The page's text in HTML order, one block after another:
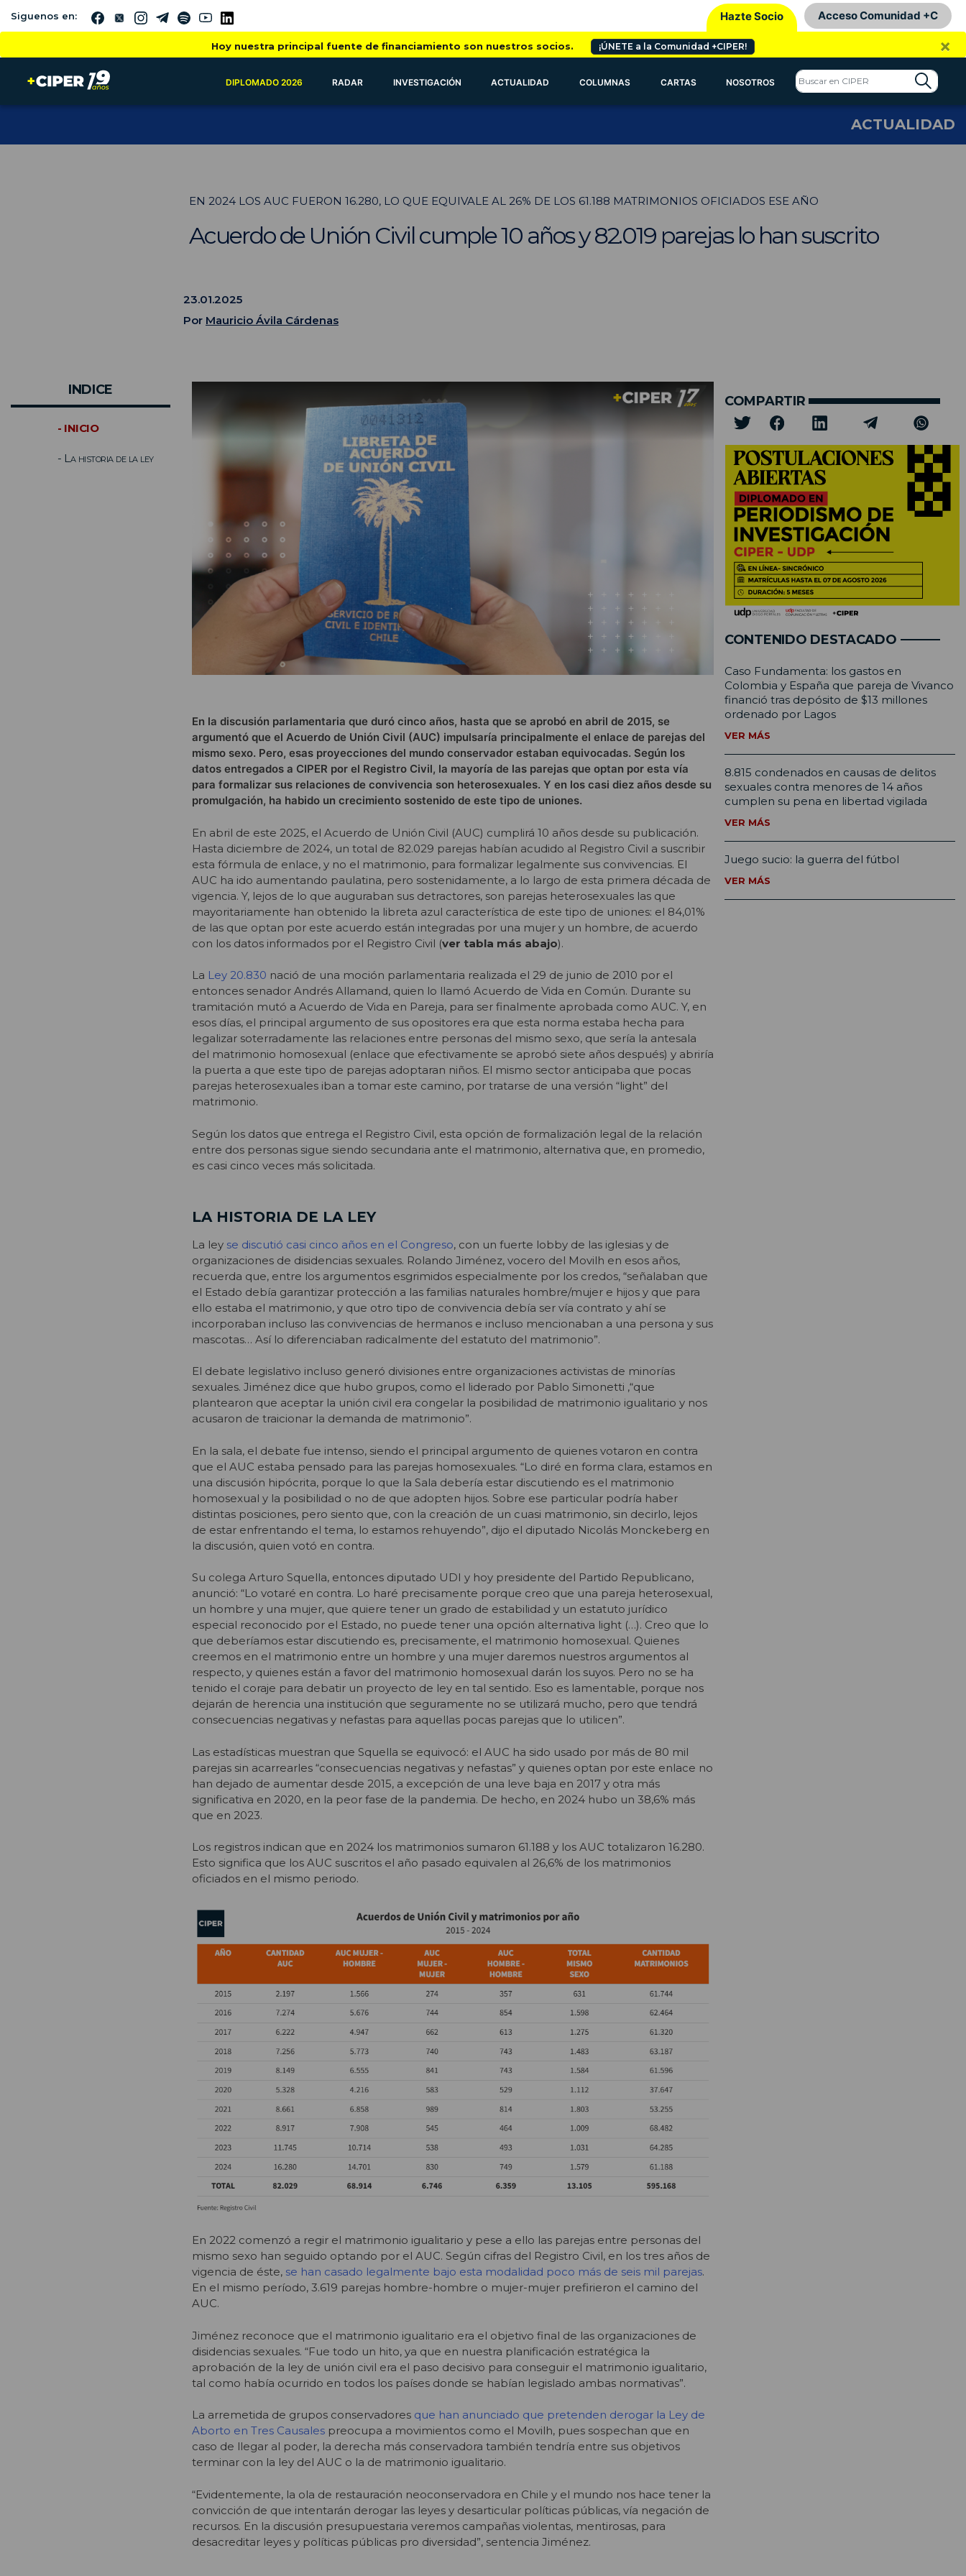
Siguenos en: Hazte Socio Acceso Comunidad +C
Hoy nuestra principal fuente de financiamiento son nuestros socios. ¡ÚNETE a la Comunidad +CIPER! ×
DIPLOMADO 2026 RADAR INVESTIGACIÓN ACTUALIDAD COLUMNAS CARTAS NOSOTROS
ACTUALIDAD
EN 2024 LOS AUC FUERON 16.280, LO QUE EQUIVALE AL 26% DE LOS 61.188 MATRIMONIOS OFICIADOS ESE AÑO
Acuerdo de Unión Civil cumple 10 años y 82.019 parejas lo han suscrito
23.01.2025
Por Mauricio Ávila Cárdenas
INDICE
- INICIO
- La historia de la ley
En la discusión parlamentaria que duró cinco años, hasta que se aprobó en abril de 2015, se
argumentó que el Acuerdo de Unión Civil (AUC) impulsaría principalmente el enlace de parejas del
mismo sexo. Pero, esas proyecciones del mundo conservador estaban equivocadas. Según los
datos entregados a CIPER por el Registro Civil, la mayoría de las parejas que optan por esta vía
para formalizar sus relaciones de convivencia son heterosexuales. Y en los casi diez años desde su
promulgación, ha habido un crecimiento sostenido de este tipo de uniones.
En abril de este 2025, el Acuerdo de Unión Civil (AUC) cumplirá 10 años desde su publicación.
Hasta diciembre de 2024, un total de 82.029 parejas habían acudido al Registro Civil a suscribir
esta fórmula de enlace, y no el matrimonio, para formalizar legalmente sus convivencias. El
AUC ha ido aumentando paulatina, pero sostenidamente, a lo largo de esta primera década de
vigencia. Y, lejos de lo que auguraban sus detractores, son parejas heterosexuales las que
mayoritariamente han obtenido la libreta azul característica de este tipo de uniones: el 84,01%
de las que optan por este acuerdo están integradas por una mujer y un hombre, de acuerdo
con los datos informados por el Registro Civil (ver tabla más abajo).
La Ley 20.830 nació de una moción parlamentaria realizada el 29 de junio de 2010 por el
entonces senador Andrés Allamand, quien lo llamó Acuerdo de Vida en Común. Durante su
tramitación mutó a Acuerdo de Vida en Pareja, para ser finalmente aprobada como AUC. Y, en
esos días, el principal argumento de sus opositores era que esta norma estaba hecha para
legalizar soterradamente las relaciones entre personas del mismo sexo, que sería la antesala
del matrimonio homosexual (enlace que efectivamente se aprobó siete años después) y abriría
la puerta a que este tipo de parejas adoptaran niños. El mismo sector anticipaba que pocas
parejas heterosexuales iban a tomar este camino, por tratarse de una versión “light” del
matrimonio.
Según los datos que entrega el Registro Civil, esta opción de formalización legal de la relación
entre dos personas sigue siendo secundaria ante el matrimonio, alternativa que, en promedio,
es casi cinco veces más solicitada.
LA HISTORIA DE LA LEY
La ley se discutió casi cinco años en el Congreso, con un fuerte lobby de las iglesias y de
organizaciones de disidencias sexuales. Rolando Jiménez, vocero del Movilh en esos años,
recuerda que, entre los argumentos esgrimidos especialmente por los credos, “señalaban que
el Estado debía garantizar protección a las familias naturales hombre/mujer e hijos y que para
ello estaba el matrimonio, y que otro tipo de convivencia debía ser vía contrato y ahí se
incorporaban incluso las convivencias de hermanos e incluso mencionaban a una persona y sus
mascotas… Así lo diferenciaban radicalmente del estatuto del matrimonio”.
El debate legislativo incluso generó divisiones entre organizaciones activistas de minorías
sexuales. Jiménez dice que hubo grupos, como el liderado por Pablo Simonetti ,“que
plantearon que aceptar la unión civil era congelar la posibilidad de matrimonio igualitario y nos
acusaron de traicionar la demanda de matrimonio”.
En la sala, el debate fue intenso, siendo el principal argumento de quienes votaron en contra
que el AUC estaba pensado para las parejas homosexuales. “Lo diré en forma clara, estamos en
una discusión hipócrita, porque lo que la Sala debería estar discutiendo es el matrimonio
homosexual y la posibilidad o no de que adopten hijos. Sobre ese particular podría haber
distintas posiciones, pero siento que, con la creación de un cuasi matrimonio, sin decirlo, lejos
de estar enfrentando el tema, lo estamos rehuyendo”, dijo el diputado Nicolás Monckeberg en
la discusión, quien votó en contra.
Su colega Arturo Squella, entonces diputado UDI y hoy presidente del Partido Republicano,
anunció: “Lo votaré en contra. Lo haré precisamente porque creo que una pareja heterosexual,
un hombre y una mujer, que quiere tener un grado de estabilidad y un estatuto jurídico
especial reconocido por el Estado, no puede tener una opción alternativa light (…). Creo que lo
que deberíamos estar discutiendo es, precisamente, el matrimonio homosexual. Quienes
creemos en el matrimonio entre un hombre y una mujer daremos nuestros argumentos al
respecto, y quienes están a favor del matrimonio homosexual darán los suyos. Pero no se ha
tenido el coraje para debatir un proyecto de ley en tal sentido. Eso es lamentable, porque nos
dejarán de herencia una institución que seguramente no se utilizará mucho, pero que tendrá
consecuencias negativas y nefastas para aquellas pocas parejas que lo utilicen”.
Las estadísticas muestran que Squella se equivocó: el AUC ha sido usado por más de 80 mil
parejas sin acarrearles “consecuencias negativas y nefastas” y quienes optan por este enlace no
han dejado de aumentar desde 2015, a excepción de una leve baja en 2017 y otra más
significativa en 2020, en la peor fase de la pandemia. De hecho, en 2024 hubo un 38,6% más
que en 2023.
Los registros indican que en 2024 los matrimonios sumaron 61.188 y los AUC totalizaron 16.280.
Esto significa que los AUC suscritos el año pasado equivalen al 26,6% de los matrimonios
oficiados en el mismo periodo.
En 2022 comenzó a regir el matrimonio igualitario y pese a ello las parejas entre personas del
mismo sexo han seguido optando por el AUC. Según cifras del Registro Civil, en los tres años de
vigencia de éste, se han casado legalmente bajo esta modalidad poco más de seis mil parejas.
En el mismo período, 3.619 parejas hombre-hombre o mujer-mujer prefirieron el camino del
AUC.
Jiménez reconoce que el matrimonio igualitario era el objetivo final de las organizaciones de
disidencias sexuales. “Fue todo un hito, ya que en nuestra planificación estratégica la
aprobación de la ley de unión civil era el paso decisivo para conseguir el matrimonio igualitario,
tal como había ocurrido en todos los países donde se habían legislado ambas normativas”.
La arremetida de grupos conservadores que han anunciado que pretenden derogar la Ley de
Aborto en Tres Causales preocupa a movimientos como el Movilh, pues sospechan que en
caso de llegar al poder, la derecha más conservadora también tendría entre sus objetivos
terminar con la ley del AUC o la de matrimonio igualitario.
“Evidentemente, la ola de restauración neoconservadora en Chile y el mundo nos hace tener la
convicción de que intentarán derogar las leyes y desarticular políticas públicas, vía negación de
recursos. En la discusión presupuestaria veremos campañas violentas, mentirosas, para
desacreditar leyes y políticas públicas pro diversidad”, sentencia Jiménez.
COMPARTIR
CONTENIDO DESTACADO
Caso Fundamenta: los gastos en
Colombia y España que pareja de Vivanco
financió tras depósito de $13 millones
ordenado por Lagos
VER MÁS
8.815 condenados en causas de delitos
sexuales contra menores de 14 años
cumplen su pena en libertad vigilada
VER MÁS
Juego sucio: la guerra del fútbol
VER MÁS